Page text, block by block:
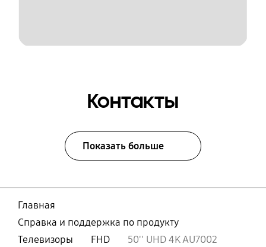
Контакты
Показать больше
Главная
Справка и поддержка по продукту
Телевизоры
FHD 50'' UHD 4K AU7002